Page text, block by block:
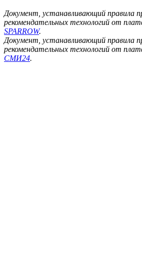
Документ, устанавливающий правила
рекомендательных технологий от
SPARROW.
Документ, устанавливающий правила
рекомендательных технологий от
СМИ24.